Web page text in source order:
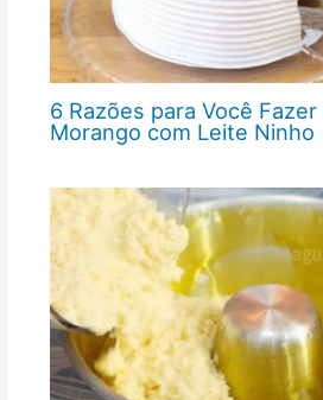
6 Razões para Você
Morango com Leite Ninho